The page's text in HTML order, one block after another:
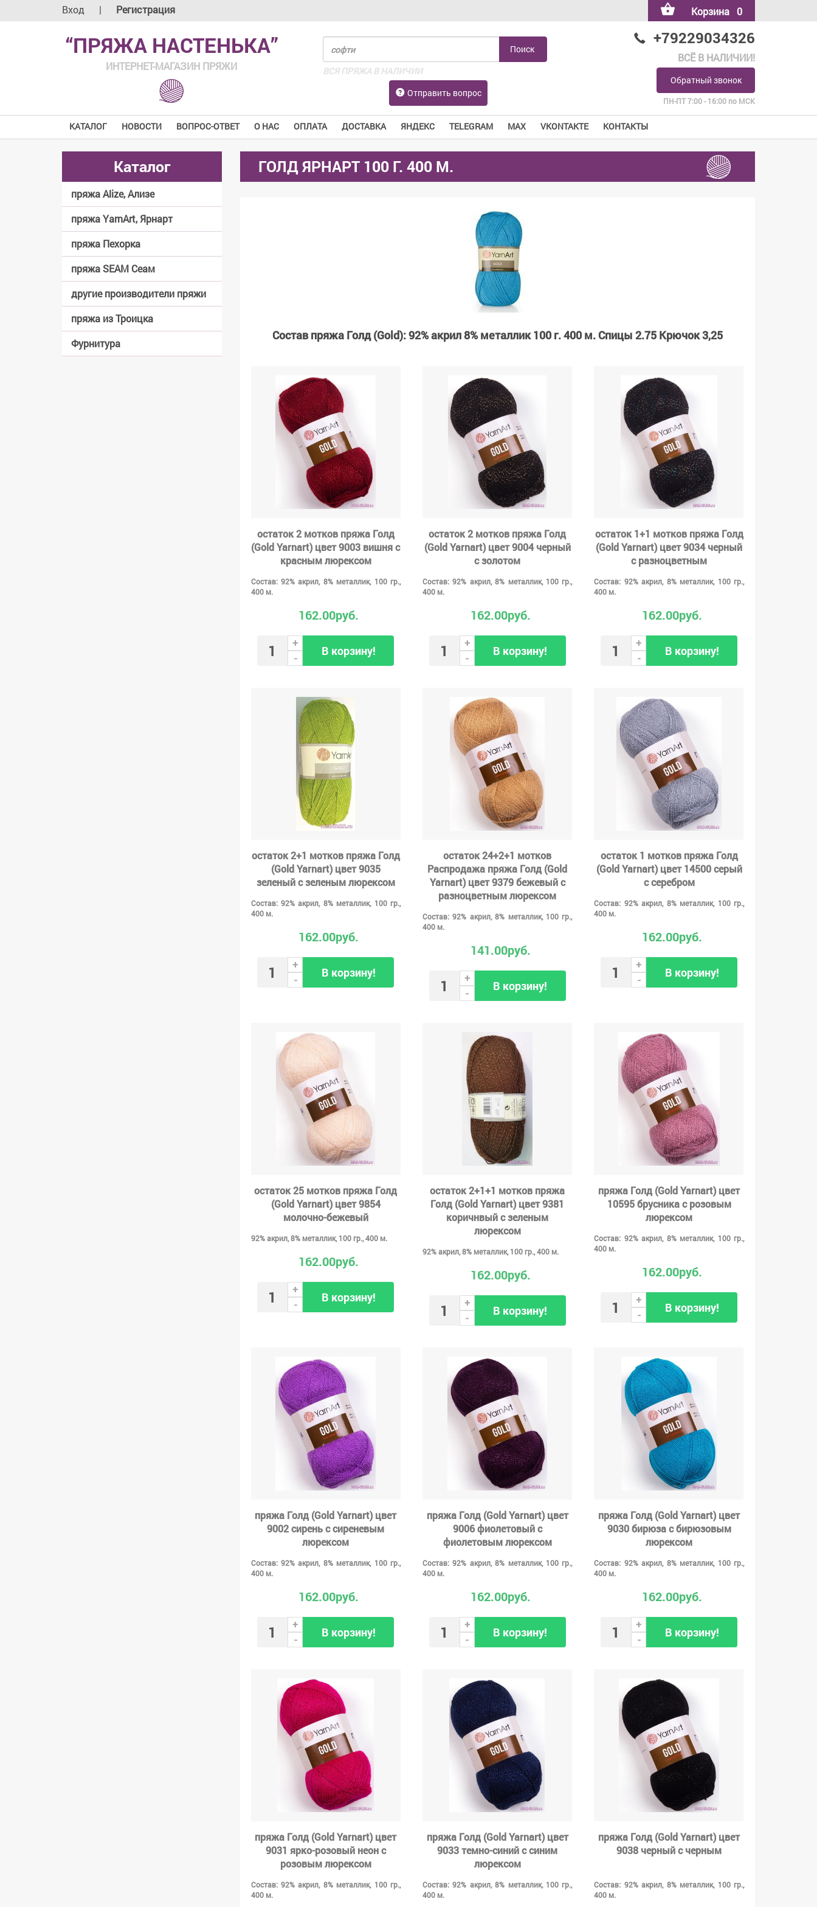
Вход | Регистрация Корзина 0
“ПРЯЖА НАСТЕНЬКА”
ИНТЕРНЕТ-МАГАЗИН ПРЯЖИ
ВСЯ ПРЯЖА В НАЛИЧИИ
Отправить вопрос
+79229034326
ВСЁ В НАЛИЧИИ!
Обратный звонок
ПН-ПТ 7:00 - 16:00 по МСК
КАТАЛОГ НОВОСТИ ВОПРОС-ОТВЕТ О НАС ОПЛАТА ДОСТАВКА ЯНДЕКС TELEGRAM MAX VKONTAKTE КОНТАКТЫ
Каталог
пряжа Alize, Ализе
пряжа YarnArt, Ярнарт
пряжа Пехорка
пряжа SEAM Сеам
другие производители пряжи
пряжа из Троицка
Фурнитура
ГОЛД ЯРНАРТ 100 Г. 400 М.
Состав пряжа Голд (Gold): 92% акрил 8% металлик 100 г. 400 м. Спицы 2.75 Крючок 3,25
остаток 2 мотков пряжа Голд
(Gold Yarnart) цвет 9003 вишня с
красным люрексом
Состав: 92% акрил, 8% металлик, 100 гр.,
400 м.
162.00руб.
+
-
В корзину!
остаток 2 мотков пряжа Голд
(Gold Yarnart) цвет 9004 черный
с золотом
Состав: 92% акрил, 8% металлик, 100 гр.,
400 м.
162.00руб.
+
-
В корзину!
остаток 1+1 мотков пряжа Голд
(Gold Yarnart) цвет 9034 черный
с разноцветным
Состав: 92% акрил, 8% металлик, 100 гр.,
400 м.
162.00руб.
+
-
В корзину!
остаток 2+1 мотков пряжа Голд
(Gold Yarnart) цвет 9035
зеленый с зеленым люрексом
Состав: 92% акрил, 8% металлик, 100 гр.,
400 м.
162.00руб.
+
-
В корзину!
остаток 24+2+1 мотков
Распродажа пряжа Голд (Gold
Yarnart) цвет 9379 бежевый с
разноцветным люрексом
Состав: 92% акрил, 8% металлик, 100 гр.,
400 м.
141.00руб.
+
-
В корзину!
остаток 1 мотков пряжа Голд
(Gold Yarnart) цвет 14500 серый
с серебром
Состав: 92% акрил, 8% металлик, 100 гр.,
400 м.
162.00руб.
+
-
В корзину!
остаток 25 мотков пряжа Голд
(Gold Yarnart) цвет 9854
молочно-бежевый
92% акрил, 8% металлик, 100 гр., 400 м.
162.00руб.
+
-
В корзину!
остаток 2+1+1 мотков пряжа
Голд (Gold Yarnart) цвет 9381
коричнвый с зеленым
люрексом
92% акрил, 8% металлик, 100 гр., 400 м.
162.00руб.
+
-
В корзину!
пряжа Голд (Gold Yarnart) цвет
10595 брусника с розовым
люрексом
Состав: 92% акрил, 8% металлик, 100 гр.,
400 м.
162.00руб.
+
-
В корзину!
пряжа Голд (Gold Yarnart) цвет
9002 сирень с сиреневым
люрексом
Состав: 92% акрил, 8% металлик, 100 гр.,
400 м.
162.00руб.
+
-
В корзину!
пряжа Голд (Gold Yarnart) цвет
9006 фиолетовый с
фиолетовым люрексом
Состав: 92% акрил, 8% металлик, 100 гр.,
400 м.
162.00руб.
+
-
В корзину!
пряжа Голд (Gold Yarnart) цвет
9030 бирюза с бирюзовым
люрексом
Состав: 92% акрил, 8% металлик, 100 гр.,
400 м.
162.00руб.
+
-
В корзину!
пряжа Голд (Gold Yarnart) цвет
9031 ярко-розовый неон с
розовым люрексом
Состав: 92% акрил, 8% металлик, 100 гр.,
400 м.
пряжа Голд (Gold Yarnart) цвет
9033 темно-синий с синим
люрексом
Состав: 92% акрил, 8% металлик, 100 гр.,
400 м.
пряжа Голд (Gold Yarnart) цвет
9038 черный с черным
Состав: 92% акрил, 8% металлик, 100 гр.,
400 м.